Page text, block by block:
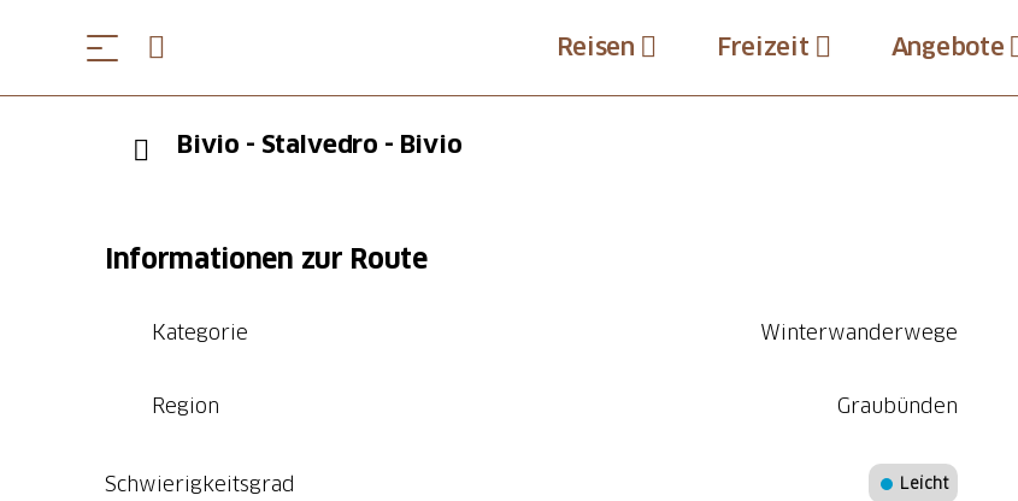
Reisen Freizeit Angebote
Bivio - Stalvedro - Bivio
Informationen zur Route
Kategorie Winterwanderwege
Region Graubünden
Schwierigkeitsgrad Leicht